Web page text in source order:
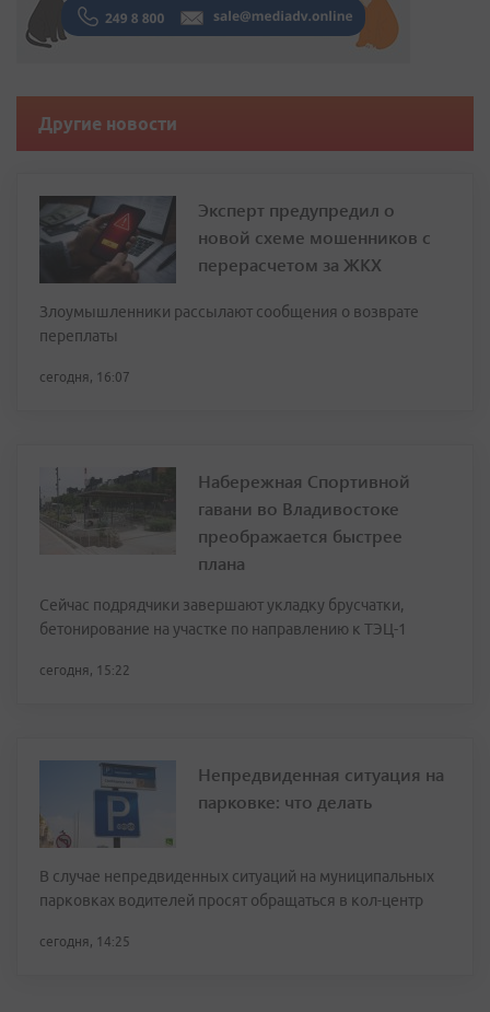
Другие новости
Эксперт предупредил о
новой схеме мошенников с
перерасчетом за ЖКХ
Злоумышленники рассылают сообщения о возврате
переплаты
сегодня, 16:07
Набережная Спортивной
гавани во Владивостоке
преображается быстрее
плана
Сейчас подрядчики завершают укладку брусчатки,
бетонирование на участке по направлению к ТЭЦ-1
сегодня, 15:22
Непредвиденная ситуация на
парковке: что делать
В случае непредвиденных ситуаций на муниципальных
парковках водителей просят обращаться в кол-центр
сегодня, 14:25